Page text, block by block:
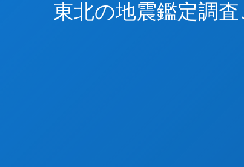
東北の地震鑑定調